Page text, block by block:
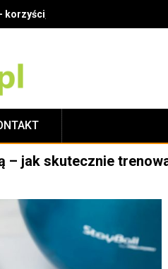
technika i najczęstsze
– jak skutecznie